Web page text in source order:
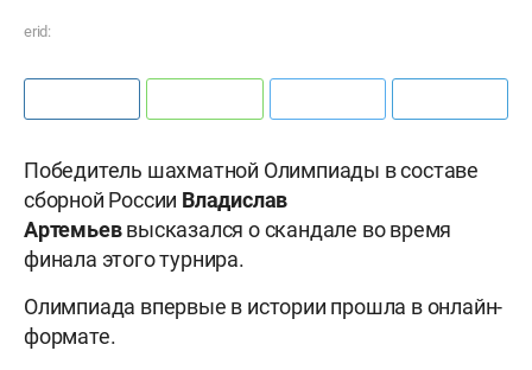
erid:
Победитель шахматной Олимпиады в составе
сборной России Владислав
Артемьеввысказался о скандале во время
финала этого турнира.
Олимпиада впервые в истории прошла в онлайн-
формате.